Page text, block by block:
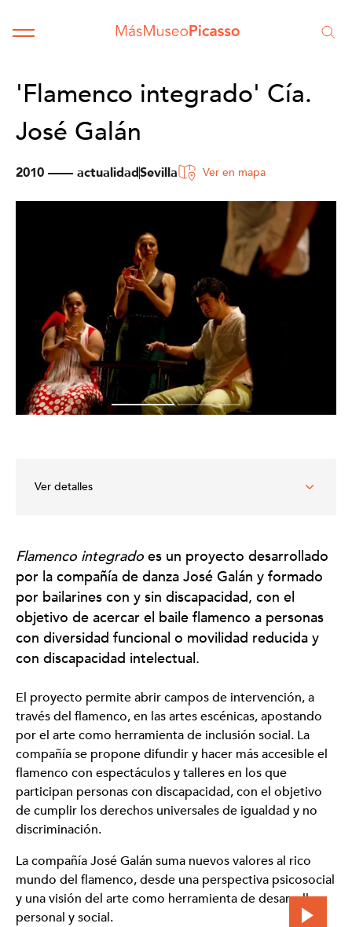
'Flamenco integrado' Cía.
José Galán
2010 —— actualidadSevilla Ver en mapa
Ver detalles
Compañía de Danza José Galán
Ámbitos de intervención
Diversidad psíquica o intelectual
Diversidad funcional física u orgánica
Diversidad sensorial
Expresiones artísticas relacionadas
Enlaces
Compañía José Galán
Contacto
Cia. José Galán
info@ciajosegalan.com
Flamenco integrado es un proyecto desarrollado
por la compañía de danza José Galán y formado
por bailarines con y sin discapacidad, con el
objetivo de acercar el baile flamenco a personas
con diversidad funcional o movilidad reducida y
con discapacidad intelectual.
El proyecto permite abrir campos de intervención, a
través del flamenco, en las artes escénicas, apostando
por el arte como herramienta de inclusión social. La
compañía se propone difundir y hacer más accesible el
flamenco con espectáculos y talleres en los que
participan personas con discapacidad, con el objetivo
de cumplir los derechos universales de igualdad y no
discriminación.
La compañía José Galán suma nuevos valores al rico
mundo del flamenco, desde una perspectiva psicosocial
y una visión del arte como herramienta de desarrollo
personal y social.